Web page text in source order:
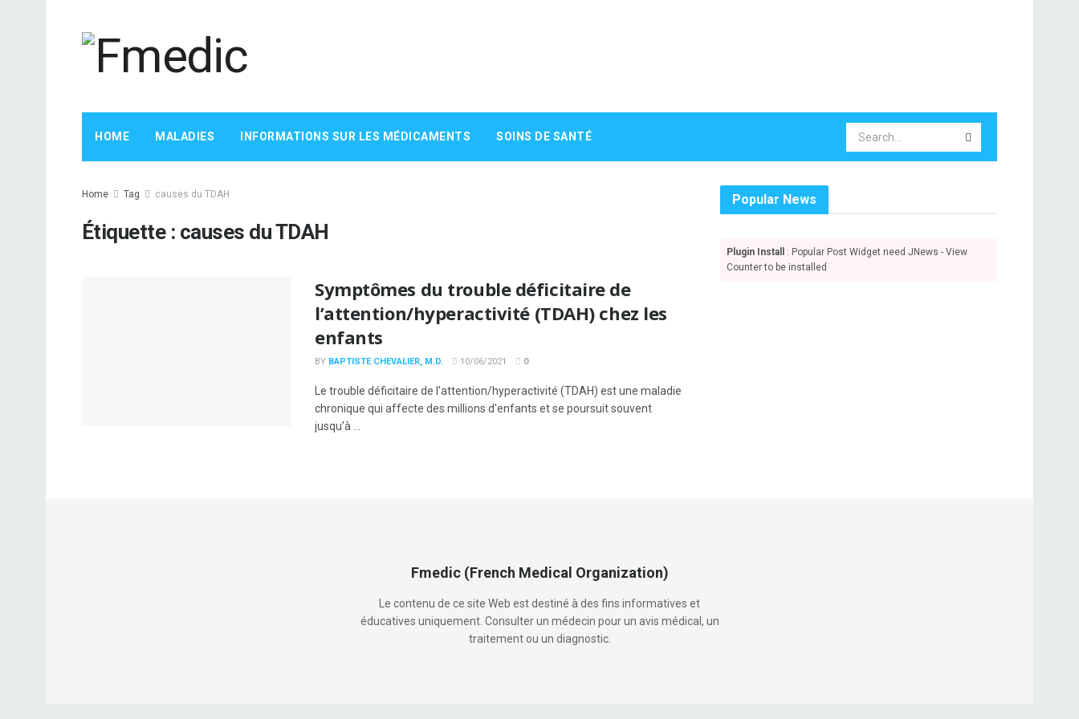
HOME MALADIES INFORMATIONS SUR LES MÉDICAMENTS SOINS DE SANTÉ
Home Tag causes du TDAH
Étiquette : causes du TDAH
Symptômes du trouble déficitaire de
l’attention/hyperactivité (TDAH) chez les
enfants
BY BAPTISTE CHEVALIER, M.D. 10/06/2021 0
Le trouble déficitaire de l'attention/hyperactivité (TDAH) est une maladie
chronique qui affecte des millions d'enfants et se poursuit souvent
jusqu'à ...
Popular News
Plugin Install
: Popular Post Widget need JNews - View
Counter to be installed
Fmedic (French Medical Organization)
Le contenu de ce site Web est destiné à des fins informatives et
éducatives uniquement. Consulter un médecin pour un avis médical, un
traitement ou un diagnostic.